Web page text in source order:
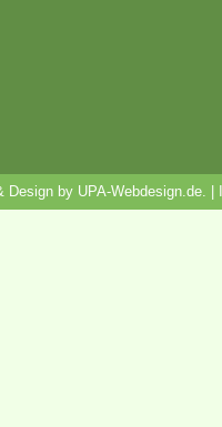
Design by UPA-Webdesign.de.